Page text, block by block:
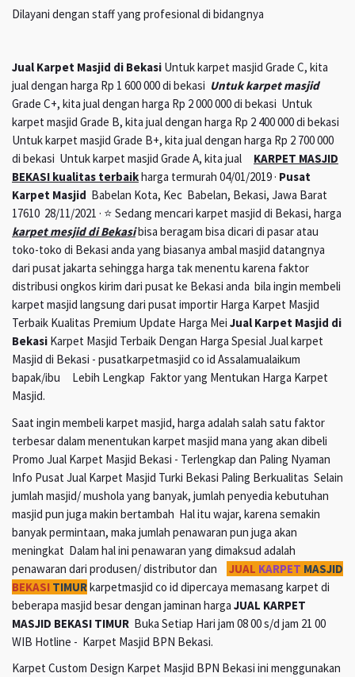
Dilayani dengan staff yang profesional di bidangnya
Jual Karpet Masjid di Bekasi Untuk karpet masjid Grade C, kita
jual dengan harga Rp 1 600 000 di bekasi Untuk karpet masjid
Grade C+, kita jual dengan harga Rp 2 000 000 di bekasi Untuk
karpet masjid Grade B, kita jual dengan harga Rp 2 400 000 di bekasi
Untuk karpet masjid Grade B+, kita jual dengan harga Rp 2 700 000
di bekasi Untuk karpet masjid Grade A, kita jual KARPET MASJID
BEKASI kualitas terbaikharga termurah 04/01/2019 · Pusat
Karpet Masjid Babelan Kota, Kec Babelan, Bekasi, Jawa Barat
17610 28/11/2021 · ⭐ Sedang mencari karpet masjid di Bekasi, harga
karpet mesjid di Bekasibisa beragam bisa dicari di pasar atau
toko-toko di Bekasi anda yang biasanya ambal masjid datangnya
dari pusat jakarta sehingga harga tak menentu karena faktor
distribusi ongkos kirim dari pusat ke Bekasi anda bila ingin membeli
karpet masjid langsung dari pusat importir Harga Karpet Masjid
Terbaik Kualitas Premium Update Harga Mei Jual Karpet Masjid di
Bekasi Karpet Masjid Terbaik Dengan Harga Spesial Jual karpet
Masjid di Bekasi - pusatkarpetmasjid co id Assalamualaikum
bapak/ibu Lebih Lengkap Faktor yang Mentukan Harga Karpet
Masjid.
Saat ingin membeli karpet masjid, harga adalah salah satu faktor
terbesar dalam menentukan karpet masjid mana yang akan dibeli
Promo Jual Karpet Masjid Bekasi - Terlengkap dan Paling Nyaman
Info Pusat Jual Karpet Masjid Turki Bekasi Paling Berkualitas Selain
jumlah masjid/ mushola yang banyak, jumlah penyedia kebutuhan
masjid pun juga makin bertambah Hal itu wajar, karena semakin
banyak permintaan, maka jumlah penawaran pun juga akan
meningkat Dalam hal ini penawaran yang dimaksud adalah
penawaran dari produsen/ distributor dan
JUAL KARPET MASJID
BEKASI TIMURkarpetmasjid co id dipercaya memasang karpet di
beberapa masjid besar dengan jaminan harga JUAL KARPET
MASJID BEKASI TIMUR Buka Setiap Hari jam 08 00 s/d jam 21 00
WIB Hotline - Karpet Masjid BPN Bekasi.
Karpet Custom Design Karpet Masjid BPN Bekasi ini menggunakan